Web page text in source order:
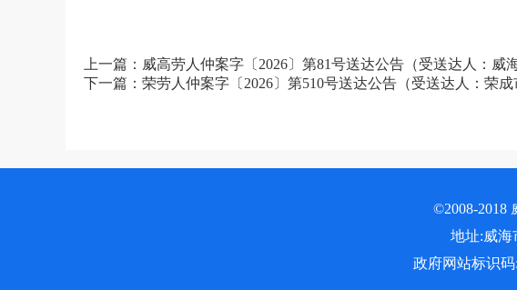
上一篇：威高劳人仲案字〔2026〕第81号送达公告（受送达人：威
下一篇：荣劳人仲案字〔2026〕第510号送达公告（受送达人：荣成
©2008-2018
地址:威海
政府网站标识码